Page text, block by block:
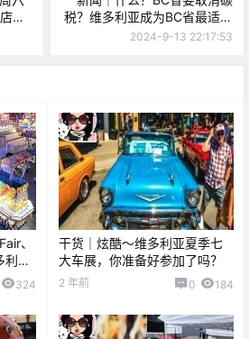
上
税？维多利亚成为BC省最适合
素食者的城市~
2024-9-13 22:17:53
、
亚
324
干货｜炫酷～维多利亚夏季七
大车展，你准备好参加了吗？
2 年前 0 184